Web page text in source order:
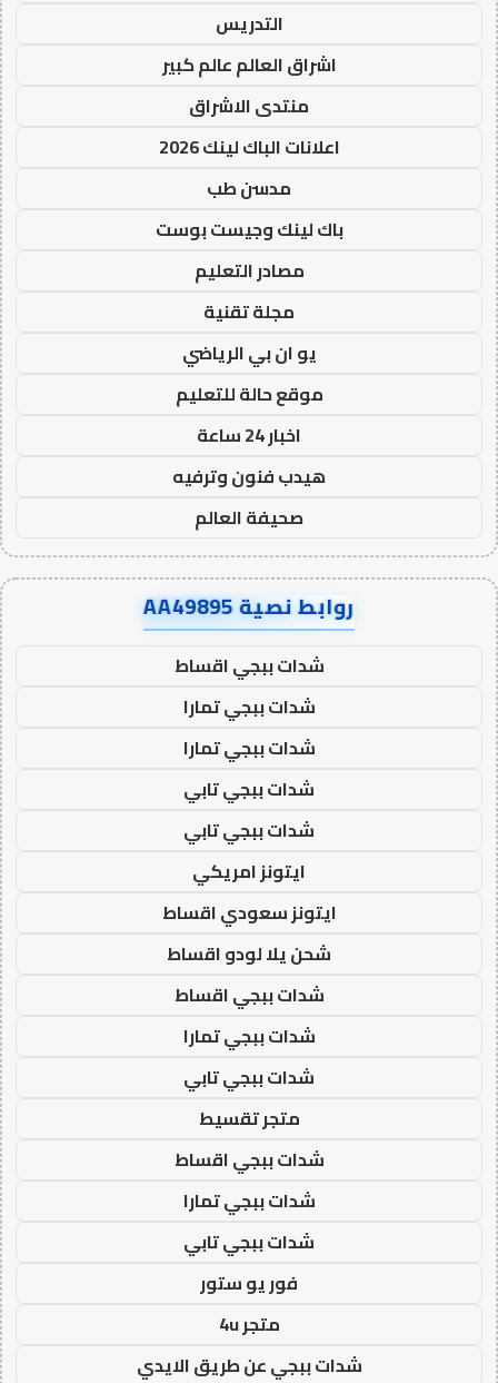
التدريس
اشراق العالم عالم كبير
منتدى الاشراق
اعلانات الباك لينك 2026
مدسن طب
باك لينك وجيست بوست
مصادر التعليم
مجلة تقنية
يو ان بي الرياضي
موقع حالة للتعليم
اخبار 24 ساعة
هيدب فنون وترفيه
صحيفة العالم
روابط نصية AA49895
شدات ببجي اقساط
شدات ببجي تمارا
شدات ببجي تمارا
شدات ببجي تابي
شدات ببجي تابي
ايتونز امريكي
ايتونز سعودي اقساط
شحن يلا لودو اقساط
شدات ببجي اقساط
شدات ببجي تمارا
شدات ببجي تابي
متجر تقسيط
شدات ببجي اقساط
شدات ببجي تمارا
شدات ببجي تابي
فور يو ستور
متجر 4u
شدات ببجي عن طريق الايدي